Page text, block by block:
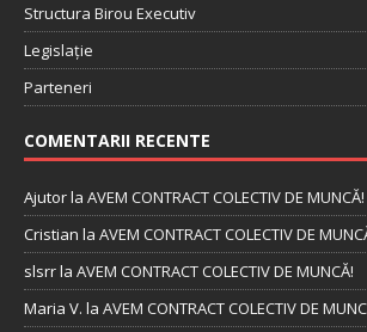
Structura Birou Executiv
Legislație
Parteneri
COMENTARII RECENTE
Ajutorla AVEM CONTRACT COLECTIV DE MUNCĂ!
Cristian la AVEM CONTRACT COLECTIV DE
slsrrla AVEM CONTRACT COLECTIV DE MUNCĂ!
Maria V. la AVEM CONTRACT COLECTIV DE